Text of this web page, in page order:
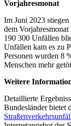
Vorjahresmonat
Im Juni 2023
dem
190 300 Unfällen
Unfällen kam es zu
Personen wurden 8
Menschen mehr
Weitere
Detaillierte
Bundesländer bietet